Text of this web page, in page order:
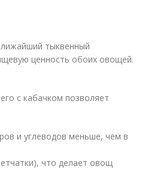
тыквенный
ценность обоих овощей.
с кабачком позволяет
и углеводов меньше, чем в
что делает овощ